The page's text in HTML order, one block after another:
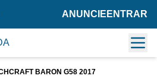
ANUNCIE ENTRAR
BARON G58 2017